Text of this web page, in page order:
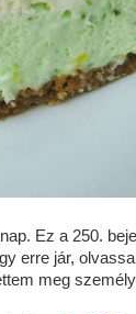
Ez a 250.
erre jár,
meg